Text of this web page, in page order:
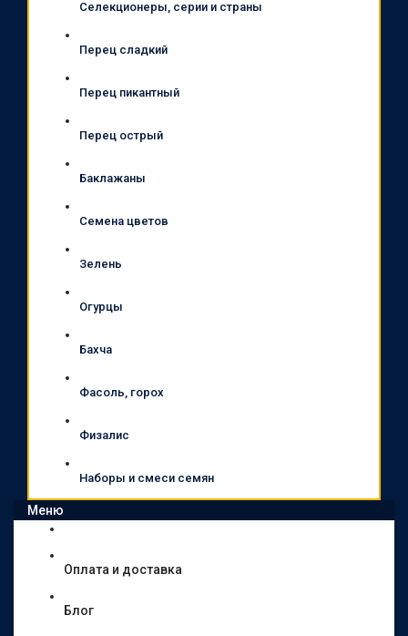
Селекционеры, серии и страны
Перец сладкий
Перец пикантный
Перец острый
Баклажаны
Семена цветов
Зелень
Огурцы
Бахча
Фасоль, горох
Физалис
Наборы и смеси семян
Меню
Оплата и доставка
Блог